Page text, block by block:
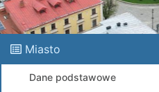
Miasto
Dane podstawowe